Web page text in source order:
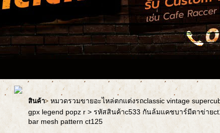
สินค้า> หมวดรวมขายอะไหล่ตกแต่งรถclassic vintage
gpx legend popz r > รหัสสินค้าc533 กันล้มแคชบาร์มีตาข่าย
bar mesh pattern ct125